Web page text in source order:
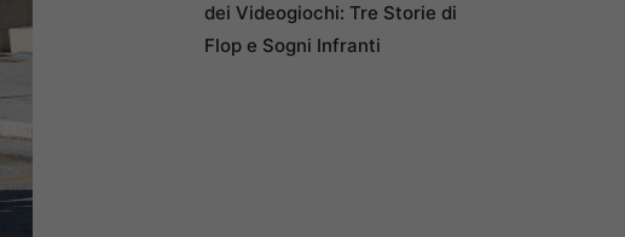
dei Videogiochi: Tre Storie di
Flop e Sogni Infranti